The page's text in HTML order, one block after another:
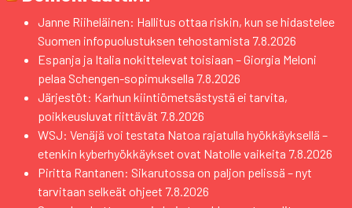
Janne Riiheläinen: Hallitus ottaa riskin, kun se hidastelee
Suomen infopuolustuksen tehostamista 7.8.2026
Espanja ja Italia nokittelevat toisiaan – Giorgia Meloni
pelaa Schengen-sopimuksella 7.8.2026
Järjestöt: Karhun kiintiömetsästystä ei tarvita,
poikkeusluvat riittävät 7.8.2026
WSJ: Venäjä voi testata Natoa rajatulla hyökkäyksellä –
etenkin kyberhyökkäykset ovat Natolle vaikeita 7.8.2026
Piritta Rantanen: Sikarutossa on paljon pelissä – nyt
tarvitaan selkeät ohjeet 7.8.2026